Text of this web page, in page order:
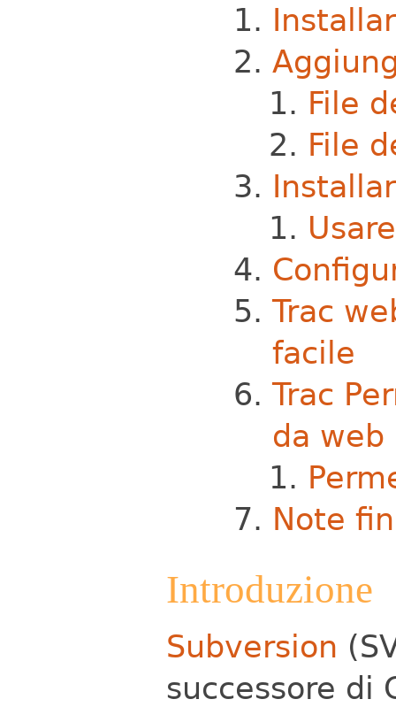
File
File
Trac
facile
Trac
da web
Note
Introduzione
Subversion
successore di